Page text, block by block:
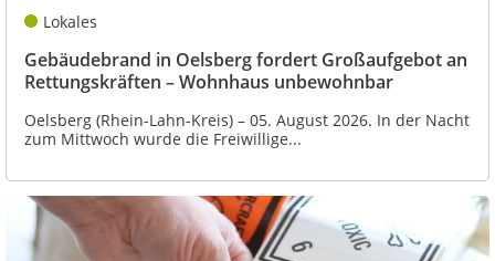
Lokales
Gebäudebrand in Oelsberg fordert Großaufgebot an
Rettungskräften – Wohnhaus unbewohnbar
Oelsberg (Rhein-Lahn-Kreis) – 05. August 2026. In der Nacht
zum Mittwoch wurde die Freiwillige...